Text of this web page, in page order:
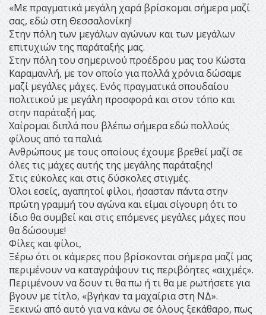
«Με πραγματικά μεγάλη χαρά βρίσκομαι σήμερα μαζί
σας, εδώ στη Θεσσαλονίκη!
Στην πόλη των μεγάλων αγώνων και των μεγάλων
επιτυχιών της παράταξής μας.
Στην πόλη του σημερινού προέδρου μας του Κώστα
Καραμανλή, με τον οποίο για πολλά χρόνια δώσαμε
μαζί μεγάλες μάχες. Ενός πραγματικά σπουδαίου
πολιτικού με μεγάλη προσφορά και στον τόπο και
στην παράταξή μας.
Χαίρομαι διπλά που βλέπω σήμερα εδώ πολλούς
φίλους από τα παλιά.
Ανθρώπους με τους οποίους έχουμε βρεθεί μαζί σε
όλες τις μάχες αυτής της μεγάλης παράταξης!
Στις εύκολες και στις δύσκολες στιγμές.
Όλοι εσείς, αγαπητοί φίλοι, ήσασταν πάντα στην
πρώτη γραμμή του αγώνα και είμαι σίγουρη ότι το
ίδιο θα συμβεί και στις επόμενες μεγάλες μάχες που
θα δώσουμε!
Φίλες και φίλοι,
Ξέρω ότι οι κάμερες που βρίσκονται σήμερα μαζί μας
περιμένουν να καταγράψουν τις περιβόητες «αιχμές».
Περιμένουν να δουν τι θα πω ή τι θα με ρωτήσετε για
βγουν με τίτλο, «βγήκαν τα μαχαίρια στη ΝΔ».
Ξεκινώ από αυτό για να κάνω σε όλους ξεκάθαρο, πως